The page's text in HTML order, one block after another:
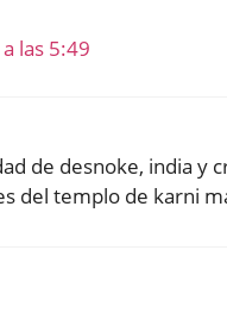
las 5:49
de desnoke, india y
del templo de karni